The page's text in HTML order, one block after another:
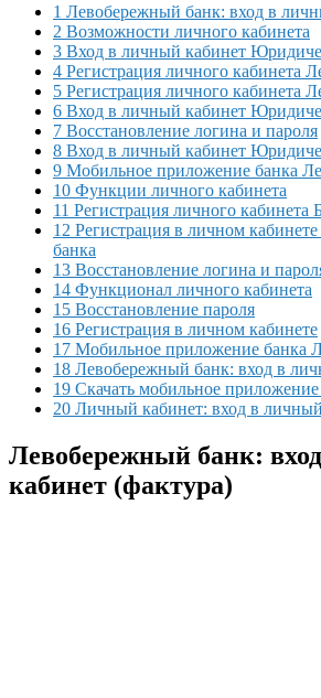
1 Левобережный банк: вход в
2 Возможности личного кабинета
3 Вход в личный кабинет
4 Регистрация личного кабинета
5 Регистрация личного кабинета
6 Вход в личный кабинет
7 Восстановление логина и пароля
8 Вход в личный кабинет
9 Мобильное приложение банка
10 Функции личного кабинета
11 Регистрация личного кабинета
12 Регистрация в личном
банка
13 Восстановление логина и
14 Функционал личного кабинета
15 Восстановление пароля
16 Регистрация в личном кабинете
17 Мобильное приложение банка
18 Левобережный банк: вход в
19 Скачать мобильное
20 Личный кабинет: вход в
Левобережный банк:
кабинет (фактура)